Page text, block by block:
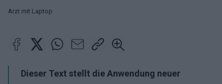
Arzt mit Laptop
Dieser Text stellt die Anwendung neuer